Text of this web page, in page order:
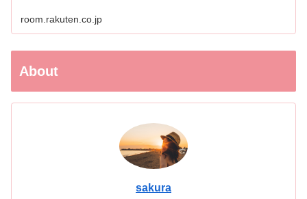
room.rakuten.co.jp
About
sakura